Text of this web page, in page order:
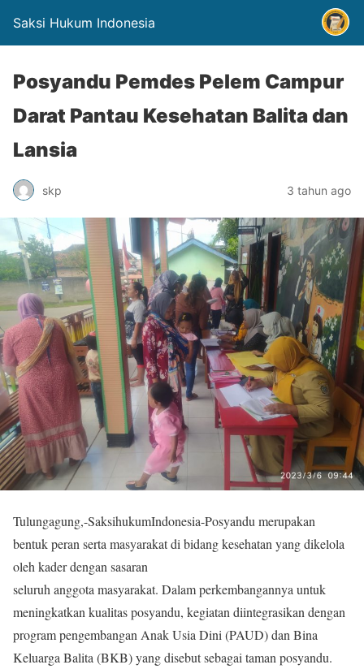
Saksi Hukum Indonesia
Posyandu Pemdes Pelem Campur
Darat Pantau Kesehatan Balita dan
Lansia
skp 3 tahun ago
Tulungagung,-SaksihukumIndonesia-Posyandu merupakan
bentuk peran serta masyarakat di bidang kesehatan yang dikelola
oleh kader dengan sasaran
seluruh anggota masyarakat. Dalam perkembangannya untuk
meningkatkan kualitas posyandu, kegiatan diintegrasikan dengan
program pengembangan Anak Usia Dini (PAUD) dan Bina
Keluarga Balita (BKB) yang disebut sebagai taman posyandu.